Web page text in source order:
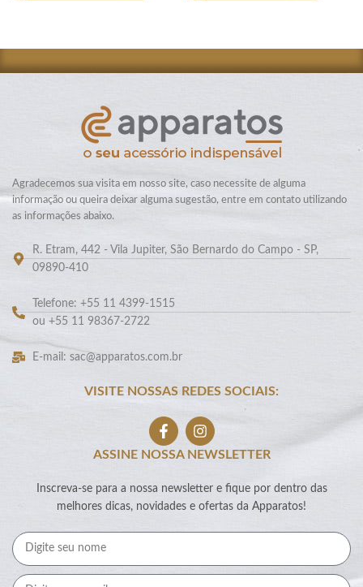
Agradecemos sua visita em nosso site, caso necessite de alguma
informação ou queira deixar alguma sugestão, entre em contato utilizando
as informações abaixo.
R. Etram, 442 - Vila Jupiter, São Bernardo do Campo - SP,
09890-410
Telefone: +55 11 4399-1515
ou +55 11 98367-2722
E-mail: sac@apparatos.com.br
VISITE NOSSAS REDES SOCIAIS:
ASSINE NOSSA NEWSLETTER
Inscreva-se para a nossa newsletter e fique por dentro das
melhores dicas, novidades e ofertas da Apparatos!